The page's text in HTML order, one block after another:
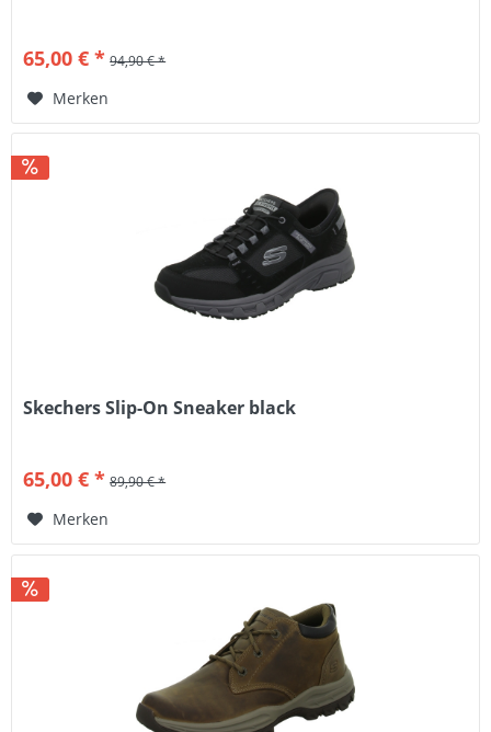
65,00 € * 94,90 € *
Merken
Skechers Slip-On Sneaker black
65,00 € * 89,90 € *
Merken